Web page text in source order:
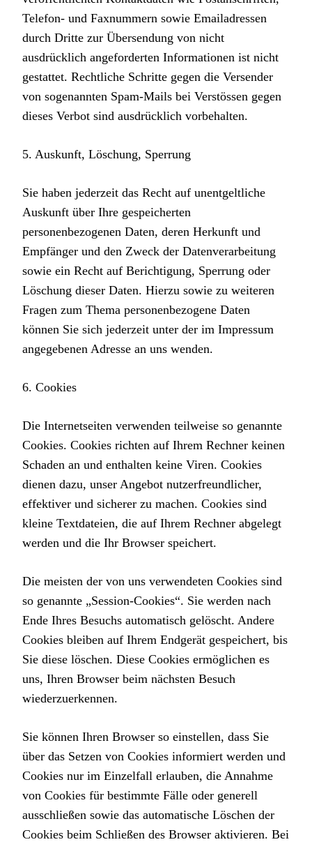
Telefon- und Faxnummern sowie Emailadressen
durch Dritte zur Übersendung von nicht
ausdrücklich angeforderten Informationen ist nicht
gestattet. Rechtliche Schritte gegen die Versender
von sogenannten Spam-Mails bei Verstössen gegen
dieses Verbot sind ausdrücklich vorbehalten.
5. Auskunft, Löschung, Sperrung
Sie haben jederzeit das Recht auf unentgeltliche
Auskunft über Ihre gespeicherten
personenbezogenen Daten, deren Herkunft und
Empfänger und den Zweck der Datenverarbeitung
sowie ein Recht auf Berichtigung, Sperrung oder
Löschung dieser Daten. Hierzu sowie zu weiteren
Fragen zum Thema personenbezogene Daten
können Sie sich jederzeit unter der im Impressum
angegebenen Adresse an uns wenden.
6. Cookies
Die Internetseiten verwenden teilweise so genannte
Cookies. Cookies richten auf Ihrem Rechner keinen
Schaden an und enthalten keine Viren. Cookies
dienen dazu, unser Angebot nutzerfreundlicher,
effektiver und sicherer zu machen. Cookies sind
kleine Textdateien, die auf Ihrem Rechner abgelegt
werden und die Ihr Browser speichert.
Die meisten der von uns verwendeten Cookies sind
so genannte „Session-Cookies“. Sie werden nach
Ende Ihres Besuchs automatisch gelöscht. Andere
Cookies bleiben auf Ihrem Endgerät gespeichert, bis
Sie diese löschen. Diese Cookies ermöglichen es
uns, Ihren Browser beim nächsten Besuch
wiederzuerkennen.
Sie können Ihren Browser so einstellen, dass Sie
über das Setzen von Cookies informiert werden und
Cookies nur im Einzelfall erlauben, die Annahme
von Cookies für bestimmte Fälle oder generell
ausschließen sowie das automatische Löschen der
Cookies beim Schließen des Browser aktivieren. Bei